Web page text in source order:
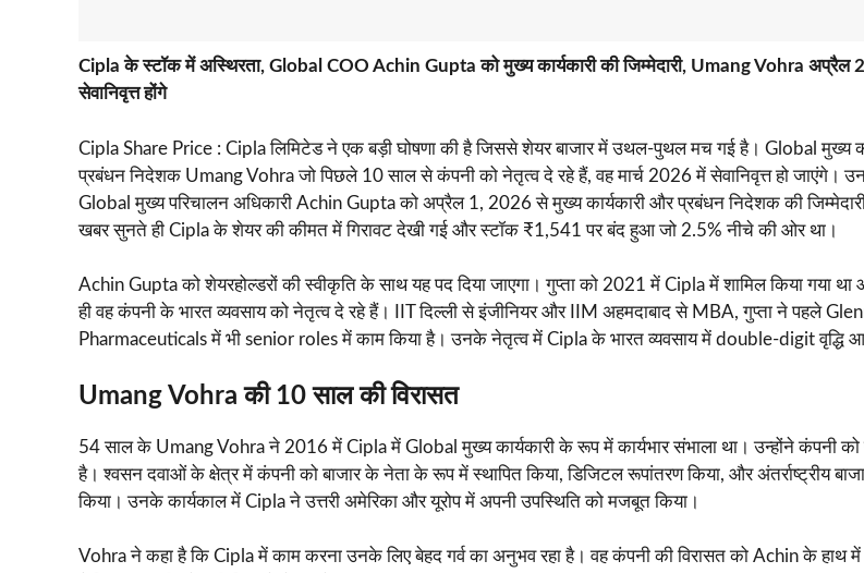
Cipla के स्टॉक में अस्थिरता, Global COO Achin Gupta को मुख्य कार्यकारी की जिम्मेदारी, Umang Vohra अप्रैल
सेवानिवृत्त होंगे
Cipla Share Price : Cipla लिमिटेड ने एक बड़ी घोषणा की है जिससे शेयर बाजार में उथल-पुथल मच गई है। Global मुख्य
प्रबंधन निदेशक Umang Vohra जो पिछले 10 साल से कंपनी को नेतृत्व दे रहे हैं, वह मार्च 2026 में सेवानिवृत्त हो जाएंगे।
Global मुख्य परिचालन अधिकारी Achin Gupta को अप्रैल 1, 2026 से मुख्य कार्यकारी और प्रबंधन निदेशक की जिम्मेदारी
खबर सुनते ही Cipla के शेयर की कीमत में गिरावट देखी गई और स्टॉक ₹1,541 पर बंद हुआ जो 2.5% नीचे की ओर था।
Achin Gupta को शेयरहोल्डरों की स्वीकृति के साथ यह पद दिया जाएगा। गुप्ता को 2021 में Cipla में शामिल किया गया
ही वह कंपनी के भारत व्यवसाय को नेतृत्व दे रहे हैं। IIT दिल्ली से इंजीनियर और IIM अहमदाबाद से MBA, गुप्ता ने पहले
Pharmaceuticals में भी senior roles में काम किया है। उनके नेतृत्व में Cipla के भारत व्यवसाय में double-digit वृद्धि
Umang Vohra की 10 साल की विरासत
54 साल के Umang Vohra ने 2016 में Cipla में Global मुख्य कार्यकारी के रूप में कार्यभार संभाला था। उन्होंने कंपनी को
है। श्वसन दवाओं के क्षेत्र में कंपनी को बाजार के नेता के रूप में स्थापित किया, डिजिटल रूपांतरण किया, और अंतर्राष्ट्रीय
किया। उनके कार्यकाल में Cipla ने उत्तरी अमेरिका और यूरोप में अपनी उपस्थिति को मजबूत किया।
Vohra ने कहा है कि Cipla में काम करना उनके लिए बेहद गर्व का अनुभव रहा है। वह कंपनी की विरासत को Achin के हाथ